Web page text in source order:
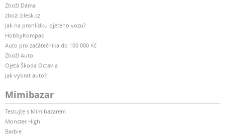
Zboží Dáma
zbozi.blesk.cz
Jak na prohlídku ojetého vozu?
HobbyKompas
Auto pro začátečníka do 100 000 Kč
Zboží Auto
Ojetá Škoda Octavia
Jak vybrat auto?
Mimibazar
Testujte s Mimibazarem
Monster High
Barbie